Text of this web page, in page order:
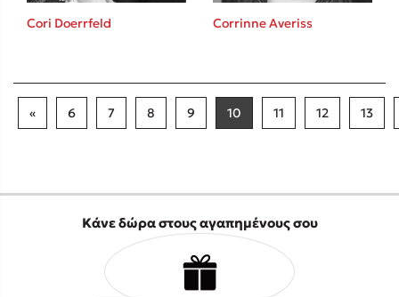
Cori Doerrfeld Corrinne Averiss
« 6 7 8 9 10 11 12 13
Κάνε δώρα στους αγαπημένους σου